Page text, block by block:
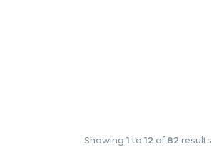
Showing 1 to 12 of 82 results